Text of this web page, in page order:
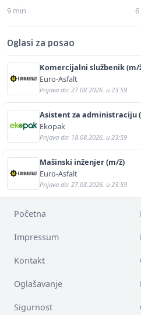
9 min 6
Oglasi za posao
Komercijalni službenik (m/
Euro-Asfalt
Prijava do: 27.08.2026. u 23:59
Asistent za administraciju
Ekopak
Prijava do: 18.08.2026. u 23:59
Mašinski inženjer (m/ž)
Euro-Asfalt
Prijava do: 27.08.2026. u 23:59
Početna
Impressum
Kontakt
Oglašavanje
Sigurnost